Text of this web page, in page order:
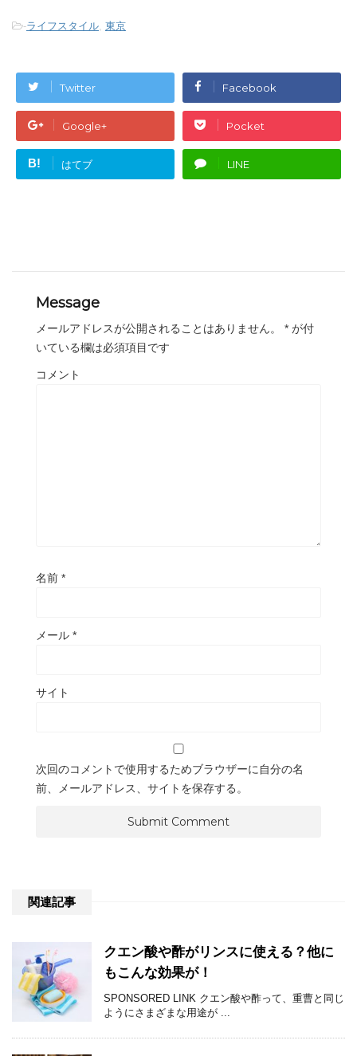
-ライフスタイル, 東京
Twitter Facebook
Google+ Pocket
B! はてブ LINE
Message
メールアドレスが公開されることはありません。 * が付
いている欄は必須項目です
コメント
名前 *
メール *
サイト
次回のコメントで使用するためブラウザーに自分の名
前、メールアドレス、サイトを保存する。
関連記事
クエン酸や酢がリンスに使える？他に
もこんな効果が！
SPONSORED LINK クエン酸や酢って、重曹と同じ
ようにさまざまな用途が ...